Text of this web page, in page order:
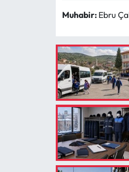
Muhabir: Ebru